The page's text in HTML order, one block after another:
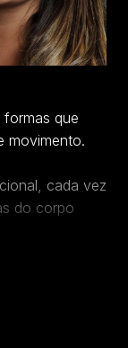
que
movimento.
cada vez
do corpo